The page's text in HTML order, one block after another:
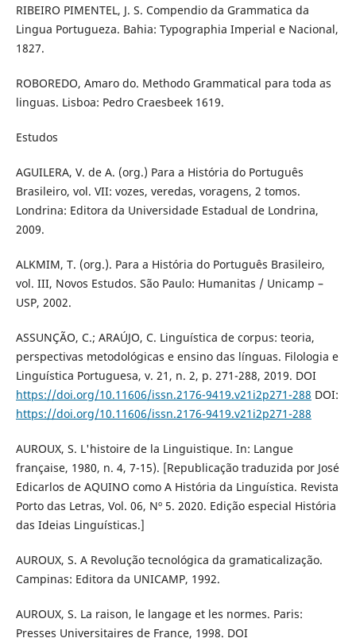
RIBEIRO PIMENTEL, J. S. Compendio da Grammatica da
Lingua Portugueza. Bahia: Typographia Imperial e Nacional,
1827.
ROBOREDO, Amaro do. Methodo Grammatical para toda as
linguas. Lisboa: Pedro Craesbeek 1619.
Estudos
AGUILERA, V. de A. (org.) Para a História do Português
Brasileiro, vol. VII: vozes, veredas, voragens, 2 tomos.
Londrina: Editora da Universidade Estadual de Londrina,
2009.
ALKMIM, T. (org.). Para a História do Português Brasileiro,
vol. III, Novos Estudos. São Paulo: Humanitas / Unicamp –
USP, 2002.
ASSUNÇÃO, C.; ARAÚJO, C. Linguística de corpus: teoria,
perspectivas metodológicas e ensino das línguas. Filologia e
Linguística Portuguesa, v. 21, n. 2, p. 271-288, 2019. DOI
https://doi.org/10.11606/issn.2176-9419.v21i2p271-288 DOI:
https://doi.org/10.11606/issn.2176-9419.v21i2p271-288
AUROUX, S. L'histoire de la Linguistique. In: Langue
française, 1980, n. 4, 7-15). [Republicação traduzida por José
Edicarlos de AQUINO como A História da Linguística. Revista
Porto das Letras, Vol. 06, Nº 5. 2020. Edição especial História
das Ideias Linguísticas.]
AUROUX, S. A Revolução tecnológica da gramaticalização.
Campinas: Editora da UNICAMP, 1992.
AUROUX, S. La raison, le langage et les normes. Paris:
Presses Universitaires de France, 1998. DOI